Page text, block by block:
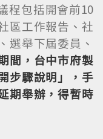
程包括開會前10
區工作報告、社
選舉下屆委員、
間，台中市府製
步驟說明」，手
期舉辦，得暫時